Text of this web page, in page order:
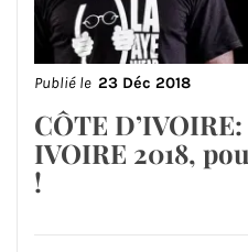
Publié le 23 Déc 2018
CÔTE
IVOIRE 2018,
!